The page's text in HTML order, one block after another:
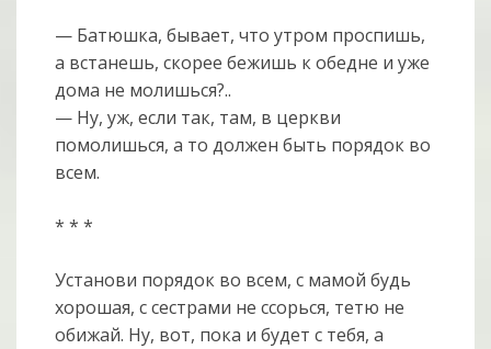
— Батюшка, бывает, что утром проспишь,
а встанешь, скорее бежишь к обедне и уже
дома не молишься?..
— Ну, уж, если так, там, в церкви
помолишься, а то должен быть порядок во
всем.
* * *
Установи порядок во всем, с мамой будь
хорошая, с сестрами не ссорься, тетю не
обижай. Ну, вот, пока и будет с тебя, а